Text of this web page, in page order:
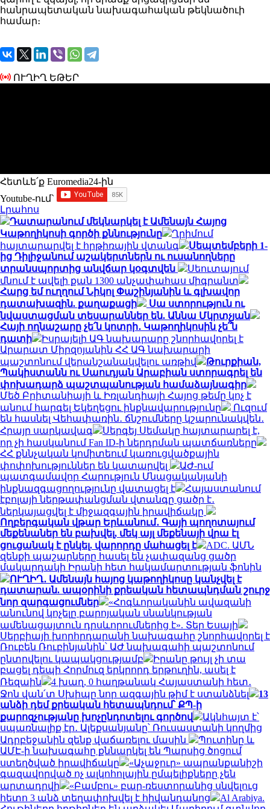
հանրապետական ​​​​նախագահական թեկնածուի
համար։
ՈՒՂԻՂ ԵԹԵՐ
Հետևե՛ք Euromedia24-ին
Youtube-ում`
Լրահոս
Դատարանում մեկնարկել է Ամենայն Հայոց
Կաթողիկոսի գործի քննությունը
Ղրիմում
հայտարարվել է հրթիռային վտանգ
Սեպտեմբերի 1-
ից Դիլիջանում աշակերտներն ու ուսանողները
տրանսպորտից անվճար կօգտվեն
Սեուտայում
մնում է ավելի քան 1300 անչափահաս միգրանտ
Հարց եմ ուղղում Նիկոլ Փաշինյանին և գլխավոր
դատախազին. քաղաքացի
Սա ստորություն ու
նվաստացման տեսարաններ են. Աննա Մկրտչյան
Հայի ողնաշարը չե՛ն կոտրի․ Կաթողիկոսին չե՞ն
դատի
Իսրայելի ԱԳ նախարարը շնորհավորել է
Արարատ Միրզոյանին ՀՀ ԱԳ նախարարի
պաշտոնում վերանշանակվելու առթիվ
Թուրքիան,
Պակիստանն ու Սաուդյան Արաբիան ստորագրել են
փոխադարձ պաշտպանության համաձայնագիր
Մեծ Բրիտանիայի և Իռլանդիայի Հայոց թեմը կոչ է
անում հարգել Եկեղեցու ինքնավարությունը
Ուզում
են հասնել Վեհափառին․ ճնշումները կշարունակվեն․
Հրայր սարկավագ
Սերգեյ Սեմակը հայտարարել է,
որ չի հասկանում Fan ID-ի ներդրման պատճառները
ՀՀ քննչական կոմիտեում կառուցվածքային
փոփոխություններ են կատարվել
ԱԺ-ում
պատգամավոր Հարություն Մնացականյանի
ինքնազգացողությունը վատացել է
Հայաստանում
էբոլայի ներթափանցման վտանգը ցածր է․
ներկայացվել է միջազգային իրավիճակը
Ողբերգական վթար Երևանում․ Գայի պողոտայում
մեքենաներ են բախվել, մեկ այլ մեքենայի վրա էլ
ցուցանակ է ընկել. վարորդը մահացել է
ADC. ԱՄՆ
զենքի պաշարները հասել են չափազանց ցածր
մակարդակի Իրանի հետ հակամարտության ֆոնին
ՈՒՂԻՂ․ Ամենայն հայոց կաթողիկոսը կանչվել է
դատարան. ապօրինի քրեական հետապնդման շուրջ
նոր զարգացումներ
«Հոգևորականին ավազանի
անունով կոչելը բարոյական սնանկության
ամենացայտուն դրսևորումներից է». Տեր Եսայի
Սերբիայի խորհրդարանի նախագահը շնորհավորել է
Ռուբեն Ռուբինյանին՝ ԱԺ նախագահի պաշտոնում
ընտրվելու կապակցությամբ
Իրանը թույլ չի տա
բացել դեպի Հորմուզ երկրորդ երթուղին, ասել է
Ռեզաին
4 խաղ, 0 հաղթանակ Հայաստանի հետ․
Ջոն վան՛տ Սխիպը նոր ազգային թիմ է ստանձնել
13
անձի դեմ քրեական հետապնդում՝ ՔՊ-ի
քարոզչությանը խոչընդոտելու գործով
Ակնհայտ է՝
սպառնալիք էր․ Ալեքսանյանը՝ Ռուսաստանի կողմից
Ադրբեջանին զենք վաճառելու մասին
Պուտինը և
ԱՄԷ-ի նախագահը քննարկել են Պարսից ծոցում
ստեղծված իրավիճակը
«Աչաջուր» ապրանքանիշի
գազավորված ոչ ալկոհոլային ըմպելիքները չեն
արտադրվի
«Բամբու» բար-ռեստորանից սնվելուց
հետո 3 անձ տեղափոխվել է հիվանդանոց
Al Arabiya.